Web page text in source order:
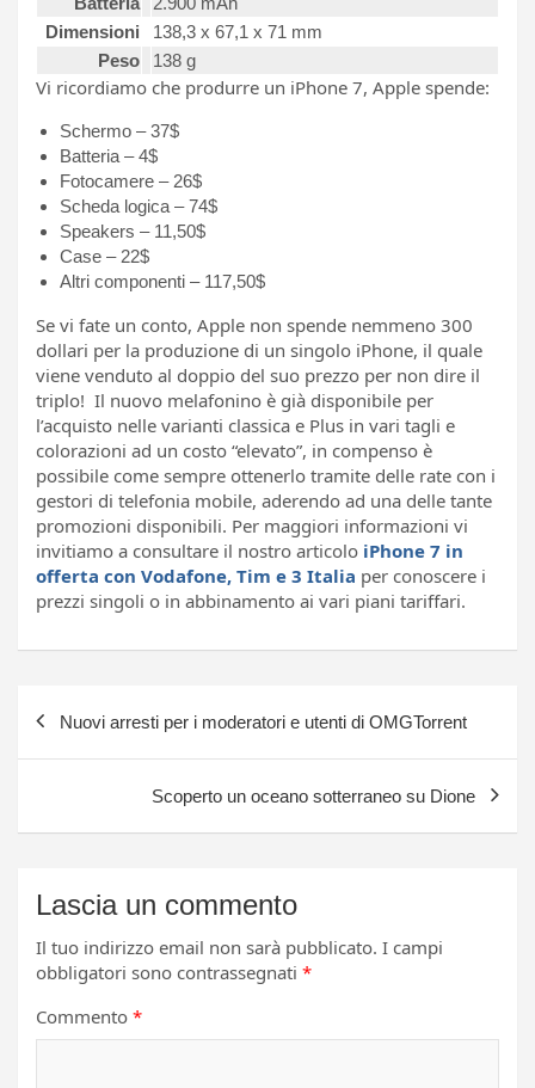
Dimensioni
138,3 x 67,1 x 71 mm
Peso
138 g
Vi ricordiamo che produrre un iPhone 7, Apple spende:
Schermo – 37$
Batteria – 4$
Fotocamere – 26$
Scheda logica – 74$
Speakers – 11,50$
Case – 22$
Altri componenti – 117,50$
Se vi fate un conto, Apple non spende nemmeno 300
dollari per la produzione di un singolo iPhone, il quale
viene venduto al doppio del suo prezzo per non dire il
triplo! Il nuovo melafonino è già disponibile per
l’acquisto nelle varianti classica e Plus in vari tagli e
colorazioni ad un costo “elevato”, in compenso è
possibile come sempre ottenerlo tramite delle rate con i
gestori di telefonia mobile, aderendo ad una delle tante
promozioni disponibili. Per maggiori informazioni vi
invitiamo a consultare il nostro articolo iPhone 7 in
offerta con Vodafone, Tim e 3 Italia per conoscere i
prezzi singoli o in abbinamento ai vari piani tariffari.
Nuovi arresti per i moderatori e utenti di OMGTorrent
Scoperto un oceano sotterraneo su Dione
Lascia un commento
Il tuo indirizzo email non sarà pubblicato. I campi
obbligatori sono contrassegnati *
Commento *